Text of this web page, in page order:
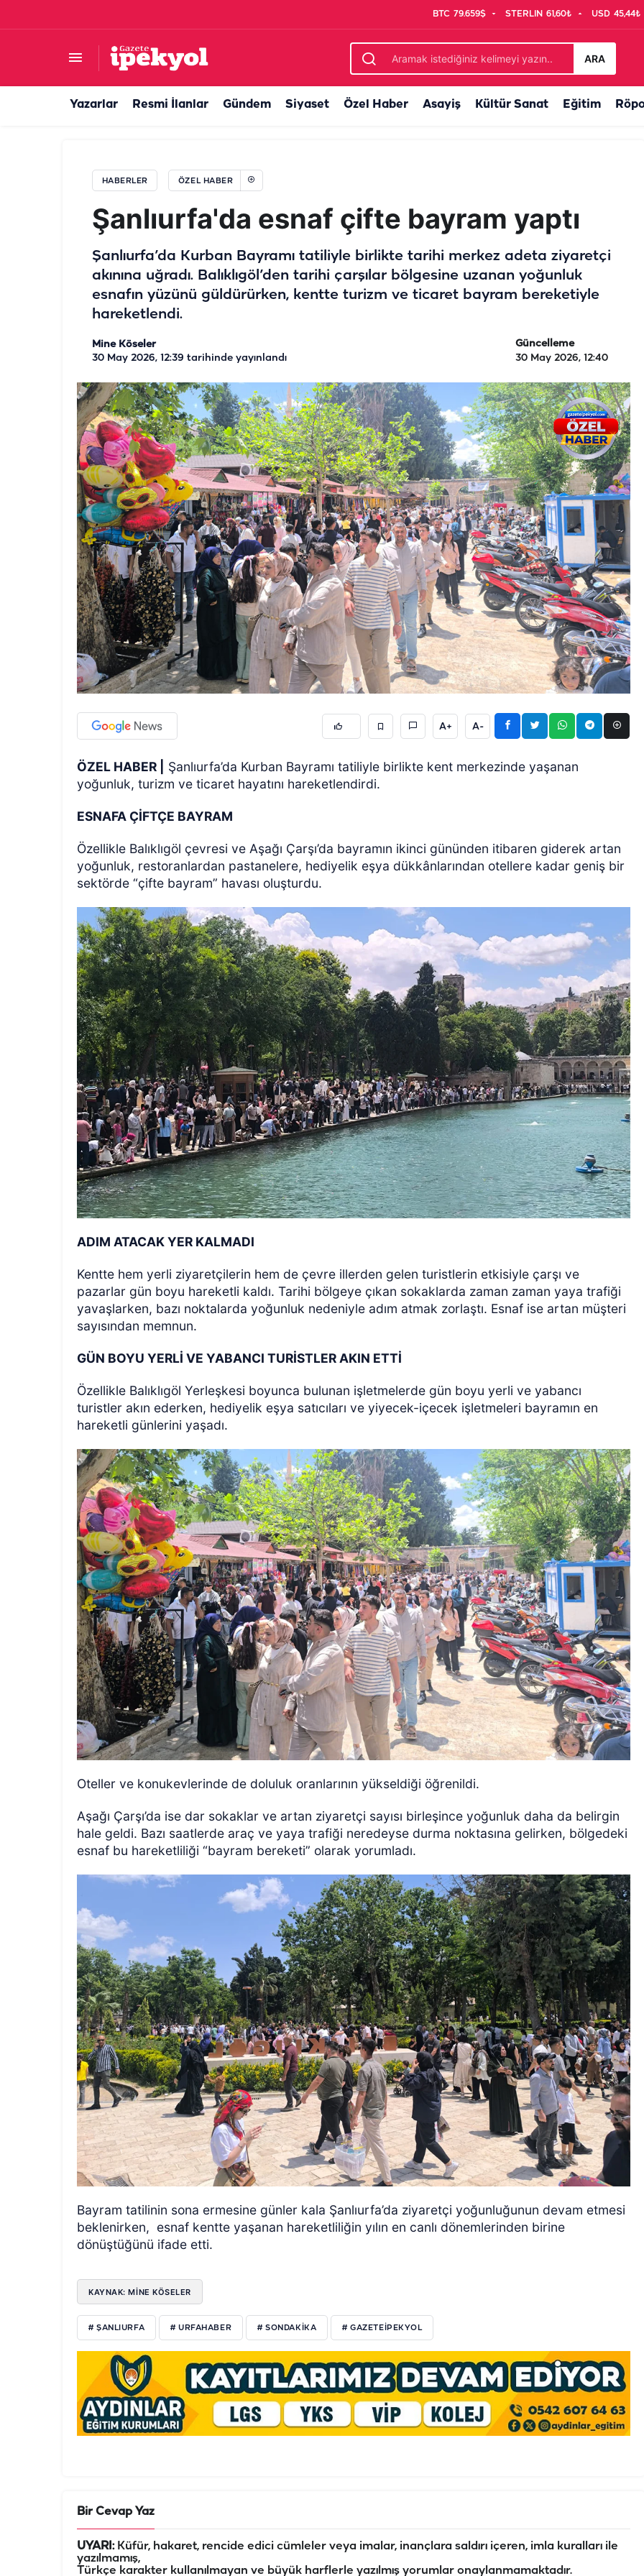
BTC 79.659$ STERLIN 61,60₺ USD 45,44₺
ARA
Yazarlar Resmi İlanlar Gündem Siyaset Özel Haber Asayiş Kültür Sanat Eğitim
HABERLER ÖZEL HABER
Şanlıurfa'da esnaf çifte bayram yaptı
Şanlıurfa’da Kurban Bayramı tatiliyle birlikte tarihi merkez adeta ziyaretçi
akınına uğradı. Balıklıgöl’den tarihi çarşılar bölgesine uzanan yoğunluk
esnafın yüzünü güldürürken, kentte turizm ve ticaret bayram bereketiyle
hareketlendi.
Mine Köseler
30 May 2026, 12:39 tarihinde yayınlandı
Güncelleme
30 May 2026, 12:40
A+ A-
ÖZEL HABER |
Şanlıurfa’da Kurban Bayramı tatiliyle birlikte kent merkezinde yaşanan
yoğunluk, turizm ve ticaret hayatını hareketlendirdi.
ESNAFA ÇİFTÇE BAYRAM
Özellikle Balıklıgöl çevresi ve Aşağı Çarşı’da bayramın ikinci gününden itibaren giderek artan
yoğunluk, restoranlardan pastanelere, hediyelik eşya dükkânlarından otellere kadar geniş bir
sektörde “çifte bayram” havası oluşturdu.
ADIM ATACAK YER KALMADI
Kentte hem yerli ziyaretçilerin hem de çevre illerden gelen turistlerin etkisiyle çarşı ve
pazarlar gün boyu hareketli kaldı. Tarihi bölgeye çıkan sokaklarda zaman zaman yaya trafiği
yavaşlarken, bazı noktalarda yoğunluk nedeniyle adım atmak zorlaştı. Esnaf ise artan müşteri
sayısından memnun.
GÜN BOYU YERLİ VE YABANCI TURİSTLER AKIN ETTİ
Özellikle Balıklıgöl Yerleşkesi boyunca bulunan işletmelerde gün boyu yerli ve yabancı
turistler akın ederken, hediyelik eşya satıcıları ve yiyecek-içecek işletmeleri bayramın en
hareketli günlerini yaşadı.
Oteller ve konukevlerinde de doluluk oranlarının yükseldiği öğrenildi.
Aşağı Çarşı’da ise dar sokaklar ve artan ziyaretçi sayısı birleşince yoğunluk daha da belirgin
hale geldi. Bazı saatlerde araç ve yaya trafiği neredeyse durma noktasına gelirken, bölgedeki
esnaf bu hareketliliği “bayram bereketi” olarak yorumladı.
Bayram tatilinin sona ermesine günler kala Şanlıurfa’da ziyaretçi yoğunluğunun devam etmesi
beklenirken, esnaf kentte yaşanan hareketliliğin yılın en canlı dönemlerinden birine
dönüştüğünü ifade etti.
KAYNAK: MİNE KÖSELER
# ŞANLIURFA # URFAHABER # SONDAKIKA # GAZETEIPEKYOL
Bir Cevap Yaz
UYARI:Küfür, hakaret, rencide edici cümleler veya imalar, inançlara saldırı içeren, imla kuralları ile
yazılmamış,
Türkçe karakter kullanılmayan ve büyük harflerle yazılmış yorumlar onaylanmamaktadır.
ÖZEL HABER
Şanlıurfalı avukat tasarruf ile cimrilik arasındaki ince çizgiyi anlattı! Evlilikte cimrilik nerede başlar?